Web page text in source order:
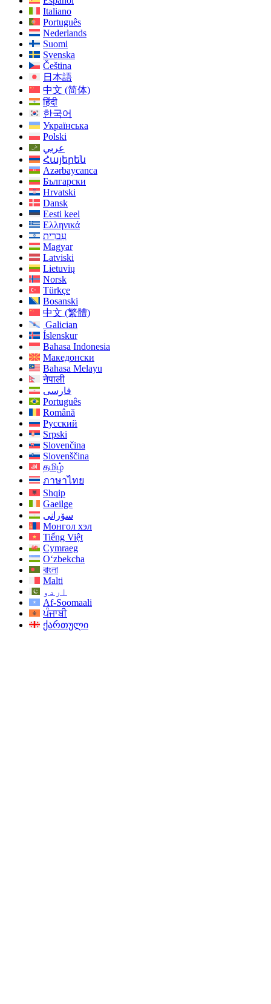
Italiano
Português
Nederlands
Suomi
Svenska
Čeština
日本語
中文 (简体)
हिंदी
한국어
Українська
Polski
عربي
Հայերեն
Azərbaycanca
Български
Hrvatski
Dansk
Eesti keel
Ελληνικά
עִברִית
Magyar
Latviski
Lietuvių
Norsk
Türkçe
Bosanski
中文 (繁體)
Galician
Íslenskur
Bahasa Indonesia
Македонски
Bahasa Melayu
नेपाली
فارسی
Português
Română
Русский
Srpski
Slovenčina
Slovenščina
தமிழ்
ภาษาไทย
Shqip
Gaeilge
سۆرانی
Монгол хэл
Tiếng Việt
Cymraeg
O‘zbekcha
বাংলা
Malti
اردو
Af-Soomaali
ਪੰਜਾਬੀ
ქართული